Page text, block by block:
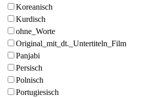
Koreanisch
Kurdisch
ohne_Worte
Original_mit_dt._Untertiteln_Film
Panjabi
Persisch
Polnisch
Portugiesisch